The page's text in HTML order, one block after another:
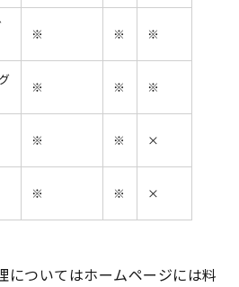
※ ※ ※
※ ※ ※
※ ※ ×
※ ※ ×
ついてはホームページには料